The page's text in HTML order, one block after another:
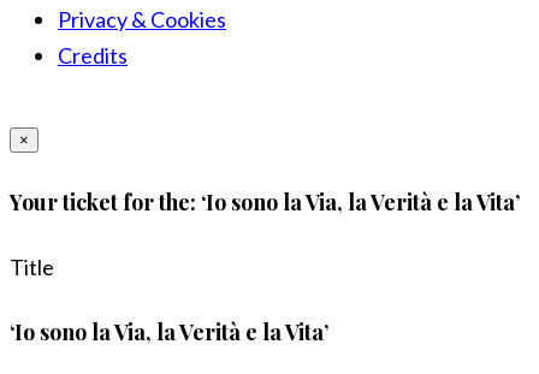
Privacy & Cookies
Credits
×
Your ticket for the: ‘Io sono la Via, la Verità e la Vita’
Title
‘Io sono la Via, la Verità e la Vita’